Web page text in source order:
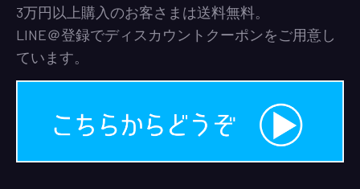
3万円以上購入のお客さまは送料無料。
LINE＠登録でディスカウントクーポンをご用意し
ています。